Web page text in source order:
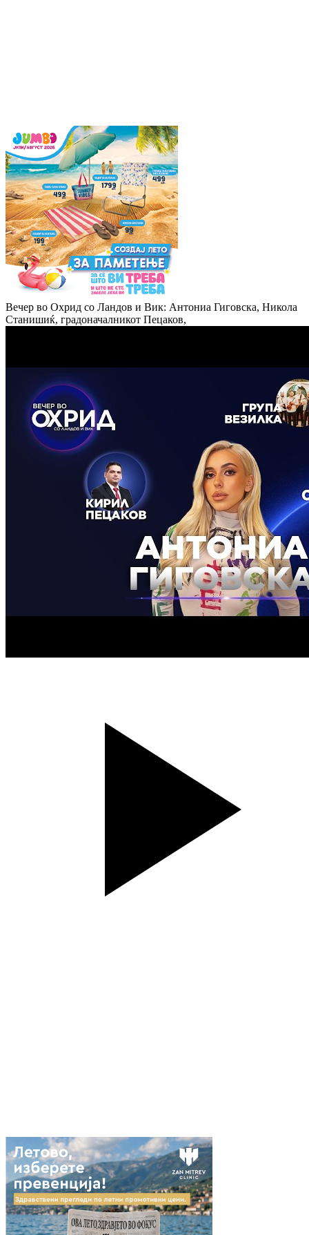
Вечер во Охрид со Ландов и Вик: Антониа Гиговска, Никола
Станишиќ, градоначалникот Пецаков,